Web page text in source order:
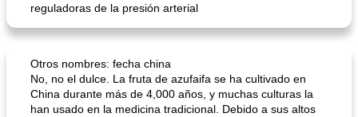
reguladoras de la presión arterial
Otros nombres: fecha china
No, no el dulce. La fruta de azufaifa se ha cultivado en
China durante más de 4,000 años, y muchas culturas la
han usado en la medicina tradicional. Debido a sus altos